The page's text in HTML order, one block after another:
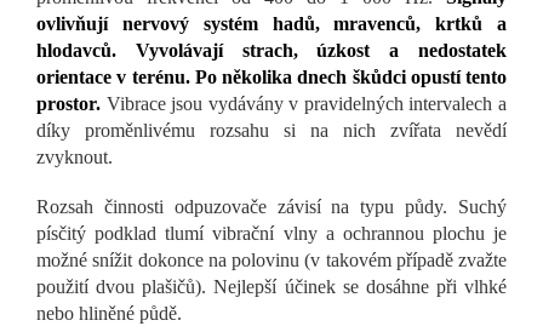
ovlivňují nervový systém hadů, mravenců, krtků a
hlodavců. Vyvolávají strach, úzkost a nedostatek
orientace v terénu. Po několika dnech škůdci opustí tento
prostor. Vibrace jsou vydávány v pravidelných intervalech a
díky proměnlivému rozsahu si na nich zvířata nevědí
zvyknout.
Rozsah činnosti odpuzovače závisí na typu půdy. Suchý
písčitý podklad tlumí vibrační vlny a ochrannou plochu je
možné snížit dokonce na polovinu (v takovém případě zvažte
použití dvou plašičů). Nejlepší účinek se dosáhne při vlhké
nebo hliněné půdě.